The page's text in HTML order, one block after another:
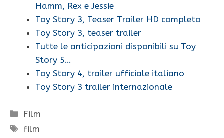
Hamm, Rex e Jessie
Toy Story 3, Teaser Trailer HD completo
Toy Story 3, teaser trailer
Tutte le anticipazioni disponibili su Toy
Story 5…
Toy Story 4, trailer ufficiale italiano
Toy Story 3 trailer internazionale
Categorie
Film
Tag
film